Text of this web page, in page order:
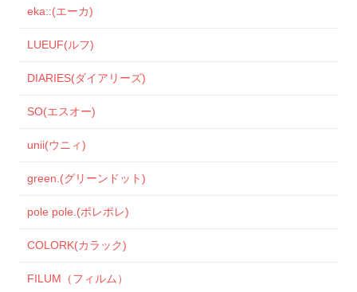
eka::(エーカ)
LUEUF(ルフ)
DIARIES(ダイアリーズ)
SO(エスオー)
unii(ウニィ)
green.(グリーンドット)
pole pole.(ポレポレ)
COLORK(カラック)
FILUM（フィルム）